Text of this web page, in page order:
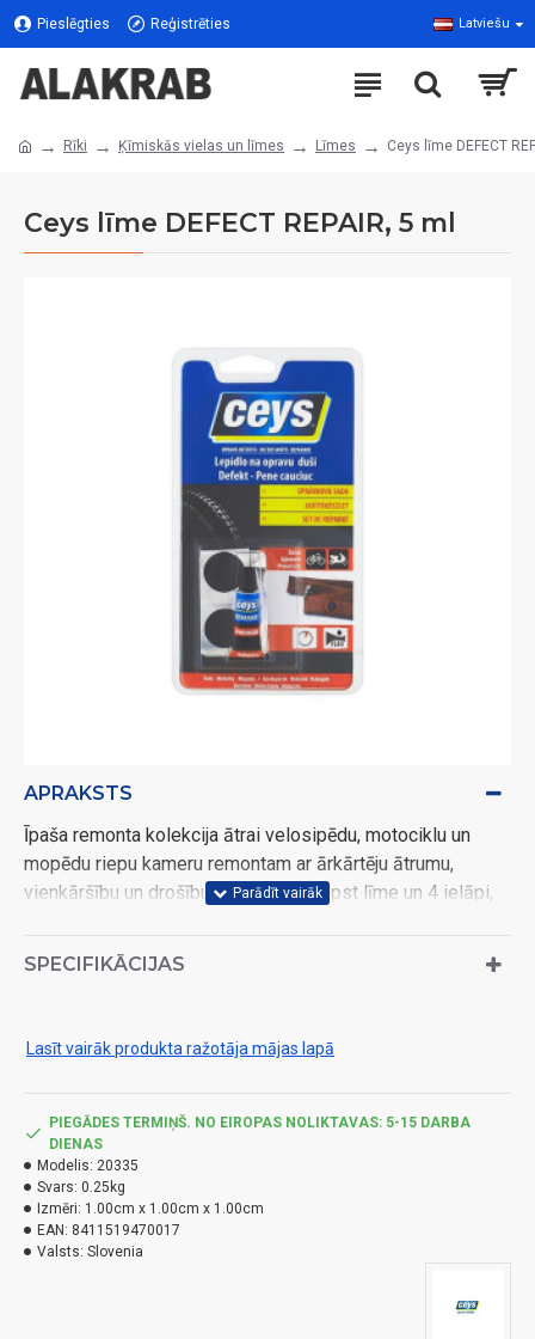
Pieslēgties Reģistrēties Latviešu
Rīki Ķīmiskās vielas un līmes Līmes Ceys līme DEFECT
Ceys līme DEFECT REPAIR, 5 ml
APRAKSTS
Īpaša remonta kolekcija ātrai velosipēdu, motociklu un
mopēdu riepu kameru remontam ar ārkārtēju ātrumu,
vienkāršību un drošību. Kolekcijā ietilpst līme un 4 ielāpi,
minūšu laikā.
SPECIFIKĀCIJAS
Lasīt vairāk produkta ražotāja mājas lapā
PIEGĀDES TERMIŅŠ. NO EIROPAS NOLIKTAVAS: 5-15 DARBA
DIENAS
Modelis: 20335
Svars: 0.25kg
Izmēri: 1.00cm x 1.00cm x 1.00cm
EAN: 8411519470017
Valsts: Slovenia